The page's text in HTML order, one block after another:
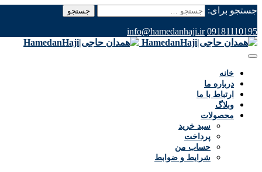
جستجو برای:
09181110195
info@hamedanhaji.ir
خانه
درباره ما
ارتباط با ما
وبلاگ
محصولات
سبد خرید
پرداخت
حساب من
شرایط و ضوابط